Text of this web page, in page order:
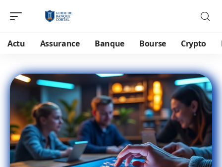
Actu Assurance Banque Bourse Crypto